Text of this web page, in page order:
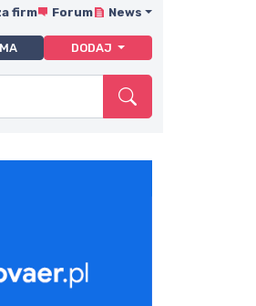
firm Forum News
DODAJ